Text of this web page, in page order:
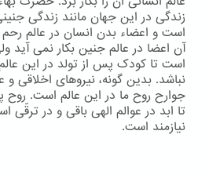
زندگی در این جهان مانند زندگی
است و اعضاء بدن انسان در عالم
آن اعضا در عالم جنین بکار نمی آید
است تا کودک پس از تولد در این عالم
نباشد. بدین گونه، نیروهای اخلاقی و
جوارح روح ما در این عالم است. روح
تا ابد در عوالم الهی باقی و در ترقّی
نيازمند است.